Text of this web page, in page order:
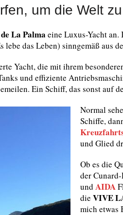
um die Welt
La Palma eine Luxus-Yacht an.
lebe das Leben) sinngemäß aus
Yacht, die mit ihrem
und effiziente
Ein Schiff, das sonst auf
Normal
Schiffe,
und Glied
Ob es die
der
und AIDA
die VIVE
mich etwas